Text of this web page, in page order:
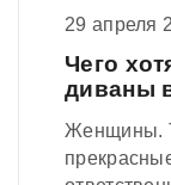
29 апреля
Чего
диваны
Женщины.